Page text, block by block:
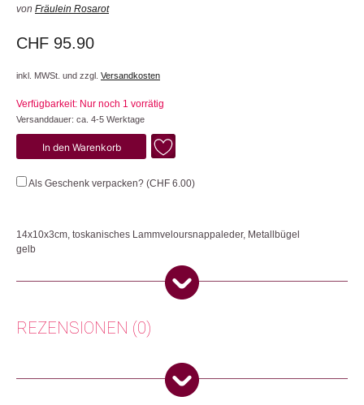
von Fräulein Rosarot
CHF 95.90
inkl. MWSt. und zzgl. Versandkosten
Verfügbarkeit: Nur noch 1 vorrätig
Versanddauer: ca. 4-5 Werktage
Sonne
Menge
In den Warenkorb
Als Geschenk verpacken? (CHF 6.00)
14x10x3cm, toskanisches Lammveloursnappaleder, Metallbügel
gelb
Praktisches Clip-Portemonnaie mit 2 Fächern für eine bessere
Produktion: Schweiz
Mode ,Mode & Accessoires
REZENSIONEN (0)
Es gibt noch keine Rezensionen.